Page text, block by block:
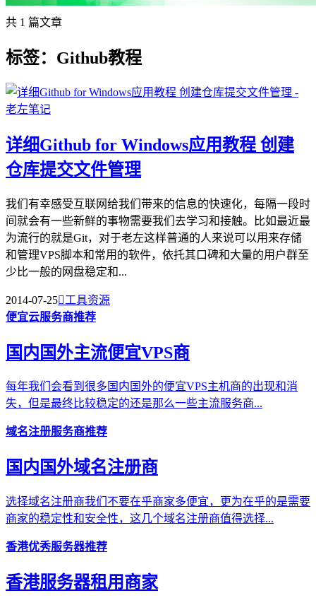
共 1 篇文章
标签：Github教程
详细Github for Windows应用教程 创建
仓库提交文件管理
我们有幸感受互联网给我们带来的信息的快速化，每隔一段时
间就会有一些新鲜的事物需要我们去学习和接触。比如最近最
为流行的就是Git，对于老左这样普通的人来说可以用来存储
和管理VPS脚本和常用的软件，依托其口碑和大量的用户群至
少比一般的网盘稳定和...
2014-07-25工具资源
便宜云服务商推荐
国内国外主流便宜VPS商
每年我们会看到很多国内国外的便宜VPS主机商的出现和消
失，但是最终比较稳定的还是那么一些主流服务商...
域名注册服务商推荐
国内国外域名注册商
选择域名注册商我们不要在乎商家多便宜，更为在乎的是需要
商家的稳定性和安全性，这几个域名注册商值得选择...
香港优秀服务器推荐
香港服务器租用商家